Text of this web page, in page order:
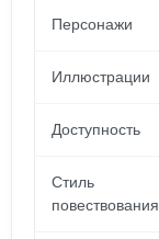
Персонажи
Иллюстрации
Доступность
Стиль
повествования